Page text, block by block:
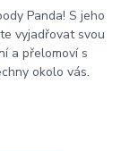
Panda! S jeho
vyjadřovat svou
a přelomoví s
okolo vás.